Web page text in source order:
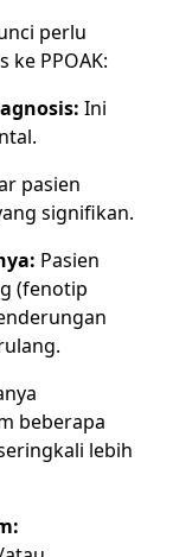
perlu
PPOAK:
Ini
pasien
signifikan.
Pasien
(fenotip
beberapa
lebih